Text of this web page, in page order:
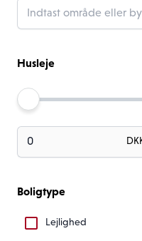
Husleje
Boligtype
Lejlighed